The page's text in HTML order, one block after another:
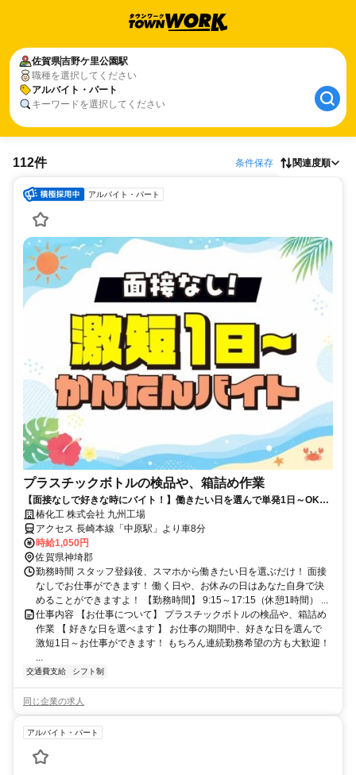
佐賀県吉野ケ里公園駅
職種を選択してください
アルバイト・パート
キーワードを選択してください
112件 条件保存 関連度順
アルバイト・パート
プラスチックボトルの検品や、箱詰め作業
【面接なしで好きな時にバイト！】働きたい日を選んで単発1日～OK！
お給料は即日払いでお財布も安心♪
椿化工 株式会社 九州工場
アクセス 長崎本線「中原駅」より車8分
時給1,050円
佐賀県神埼郡
勤務時間 スタッフ登録後、スマホから働きたい日を選ぶだけ！ 面接
なしでお仕事ができます！ 働く日や、お休みの日はあなた自身で決
めることができますよ！ 【勤務時間】 9:15～17:15（休憩1時間） ...
仕事内容 【お仕事について】 プラスチックボトルの検品や、箱詰め
作業 【 好きな日を選べます 】 お仕事の期間中、好きな日を選んで
激短1日～お仕事ができます！ もちろん連続勤務希望の方も大歓迎！
交通費支給 シフト制
同じ企業の求人
アルバイト・パート